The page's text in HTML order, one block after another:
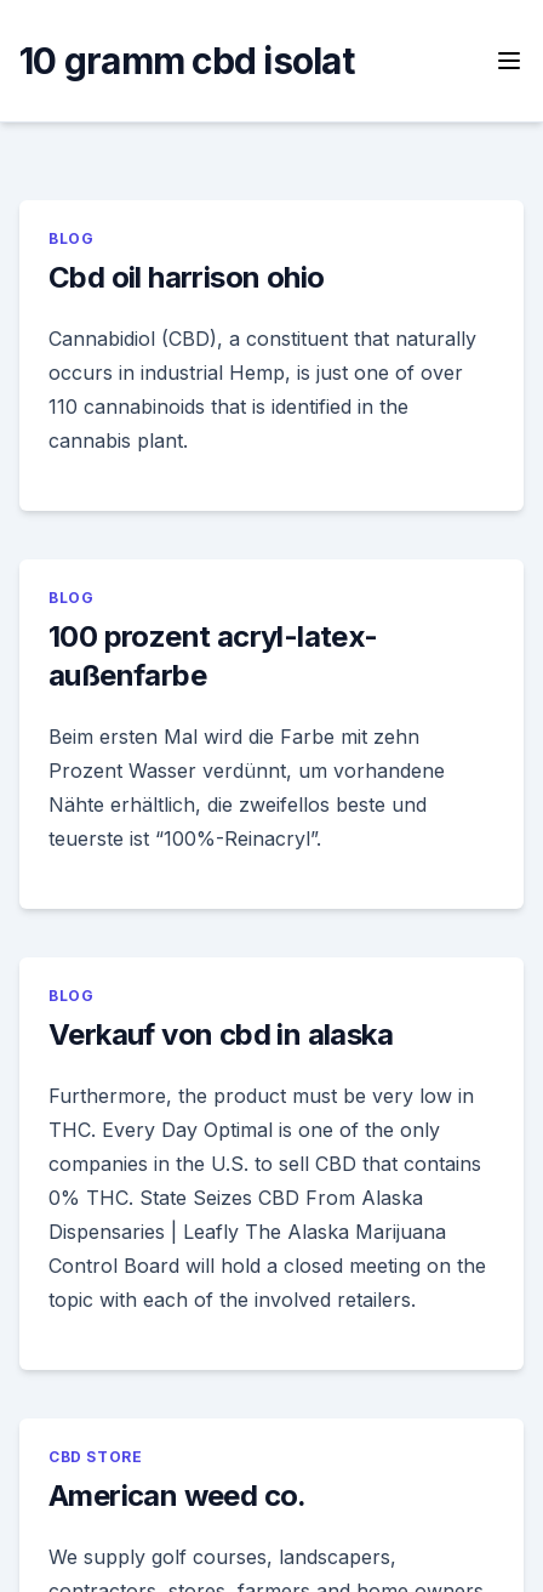
content
10 gramm cbd isolat
BLOG
Cbd oil harrison ohio
Cannabidiol (CBD), a constituent that naturally
occurs in industrial Hemp, is just one of over
110 cannabinoids that is identified in the
cannabis plant.
BLOG
100 prozent acryl-latex-
außenfarbe
Beim ersten Mal wird die Farbe mit zehn
Prozent Wasser verdünnt, um vorhandene
Nähte erhältlich, die zweifellos beste und
teuerste ist “100%-Reinacryl”.
BLOG
Verkauf von cbd in alaska
Furthermore, the product must be very low in
THC. Every Day Optimal is one of the only
companies in the U.S. to sell CBD that contains
0% THC. State Seizes CBD From Alaska
Dispensaries | Leafly The Alaska Marijuana
Control Board will hold a closed meeting on the
topic with each of the involved retailers.
CBD STORE
American weed co.
We supply golf courses, landscapers,